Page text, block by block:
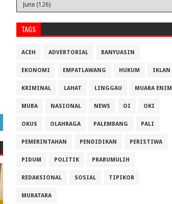
TAGS
ACEH ADVERTORIAL BANYUASIN
EKONOMI EMPATLAWANG HUKUM IKLAN
KRIMINAL LAHAT LINGGAU MUARA ENIM
MUBA NASIONAL NEWS OI OKI
OKUS OLAHRAGA PALEMBANG PALI
PEMERINTAHAN PENDIDIKAN PERISTIWA
PIDUM POLITIK PRABUMULIH
REDAKSIONAL SOSIAL TIPIKOR
MURATARA